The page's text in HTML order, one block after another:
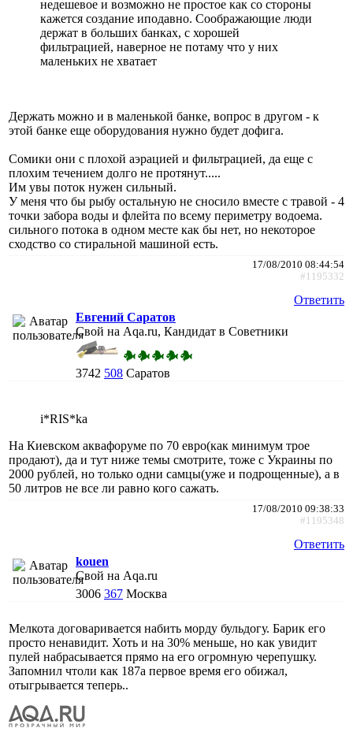
недешевое и возможно не простое как со стороны
кажется создание иподавно. Соображающие люди
держат в больших банках, с хорошей
фильтрацией, наверное не потаму что у них
маленьких не хватает
Держать можно и в маленькой банке, вопрос в другом - к
этой банке еще оборудования нужно будет дофига.
Сомики они с плохой аэрацией и фильтрацией, да еще с
плохим течением долго не протянут.....
Им увы поток нужен сильный.
У меня что бы рыбу остальную не сносило вместе с травой - 4
точки забора воды и флейта по всему периметру водоема.
сильного потока в одном месте как бы нет, но некоторое
сходство со стиральной машиной есть.
17/08/2010 08:44:54
#1195332
Ответить
Евгений Саратов
Свой на Aqa.ru, Кандидат в Советники
3742 508 Саратов
i*RIS*ka
На Киевском аквафоруме по 70 евро(как минимум трое
продают), да и тут ниже темы смотрите, тоже с Украины по
2000 рублей, но только одни самцы(уже и подрощенные), а в
50 литров не все ли равно кого сажать.
17/08/2010 09:38:33
#1195348
Ответить
kouen
Свой на Aqa.ru
3006 367 Москва
Мелкота договаривается набить морду бульдогу. Барик его
просто ненавидит. Хоть и на 30% меньше, но как увидит
пулей набрасывается прямо на его огромную черепушку.
Запомнил чтоли как 187а первое время его обижал,
отыгрывается теперь..